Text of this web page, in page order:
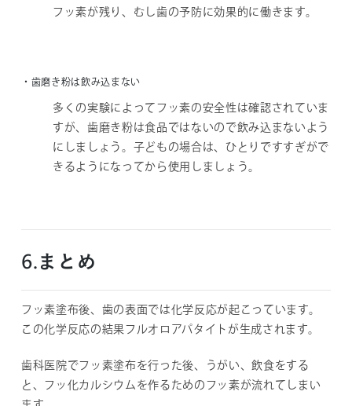
フッ素が残り、むし歯の予防に効果的に働きます。
・歯磨き粉は飲み込まない
多くの実験によってフッ素の安全性は確認されていま
すが、歯磨き粉は食品ではないので飲み込まないよう
にしましょう。子どもの場合は、ひとりですすぎがで
きるようになってから使用しましょう。
6.まとめ
フッ素塗布後、歯の表面では化学反応が起こっています。
この化学反応の結果フルオロアパタイトが生成されます。
歯科医院でフッ素塗布を行った後、うがい、飲食をする
と、フッ化カルシウムを作るためのフッ素が流れてしまい